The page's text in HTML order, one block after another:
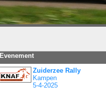
Evenement
Zuiderzee Rally
Kampen
5-4-2025